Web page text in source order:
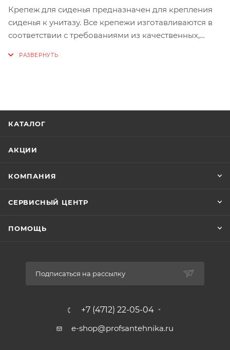
Крепеж для сиденья предназначен для крепления
сиденья к унитазу. Все крепежи изготавливаются в
соответствии с требованиями из качественных,
КАТАЛОГ
АКЦИИ
КОМПАНИЯ
СЕРВИСНЫЙ ЦЕНТР
ПОМОЩЬ
Подписаться на рассылку
+7 (4712) 22-05-04
e-shop@profsantehnika.ru